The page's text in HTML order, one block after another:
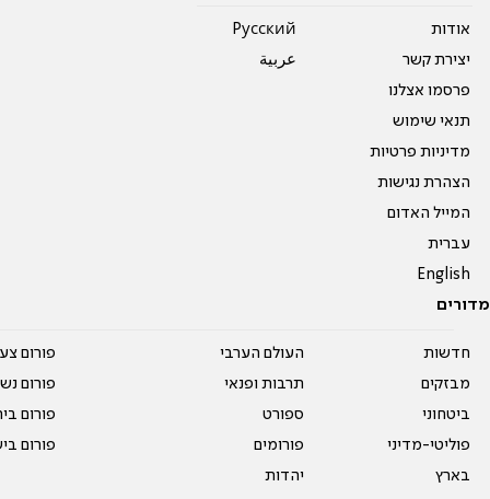
אודות
יצירת קשר
פרסמו אצלנו
תנאי שימוש
מדיניות פרטיות
הצהרת נגישות
המייל האדום
עברית
English
Pусский
عربية
מדורים
חדשות
מבזקים
ביטחוני
פוליטי-מדיני
בארץ
העולם הערבי
תרבות ופנאי
ספורט
פורומים
יהדות
פורום
פורום
פורום
פורום